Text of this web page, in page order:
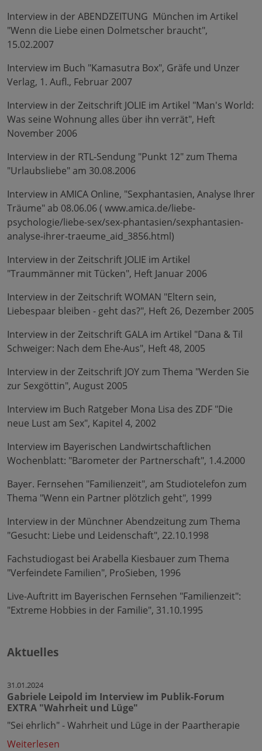
Interview in der ABENDZEITUNG München im Artikel
"Wenn die Liebe einen Dolmetscher braucht",
15.02.2007
Interview im Buch "Kamasutra Box", Gräfe und Unzer
Verlag, 1. Aufl., Februar 2007
Interview in der Zeitschrift JOLIE im Artikel "Man's World:
Was seine Wohnung alles über ihn verrät", Heft
November 2006
Interview in der RTL-Sendung "Punkt 12" zum Thema
"Urlaubsliebe" am 30.08.2006
Interview in AMICA Online, "Sexphantasien, Analyse Ihrer
Träume" ab 08.06.06 ( www.amica.de/liebe-
psychologie/liebe-sex/sex-phantasien/sexphantasien-
analyse-ihrer-traeume_aid_3856.html)
Interview in der Zeitschrift JOLIE im Artikel
"Traummänner mit Tücken", Heft Januar 2006
Interview in der Zeitschrift WOMAN "Eltern sein,
Liebespaar bleiben - geht das?", Heft 26, Dezember 2005
Interview in der Zeitschrift GALA im Artikel "Dana & Til
Schweiger: Nach dem Ehe-Aus", Heft 48, 2005
Interview in der Zeitschrift JOY zum Thema "Werden Sie
zur Sexgöttin", August 2005
Interview im Buch Ratgeber Mona Lisa des ZDF "Die
neue Lust am Sex", Kapitel 4, 2002
Interview im Bayerischen Landwirtschaftlichen
Wochenblatt: "Barometer der Partnerschaft", 1.4.2000
Bayer. Fernsehen "Familienzeit", am Studiotelefon zum
Thema "Wenn ein Partner plötzlich geht", 1999
Interview in der Münchner Abendzeitung zum Thema
"Gesucht: Liebe und Leidenschaft", 22.10.1998
Fachstudiogast bei Arabella Kiesbauer zum Thema
"Verfeindete Familien", ProSieben, 1996
Live-Auftritt im Bayerischen Fernsehen "Familienzeit":
"Extreme Hobbies in der Familie", 31.10.1995
Aktuelles
31.01.2024
Gabriele Leipold im Interview im Publik-Forum
EXTRA "Wahrheit und Lüge"
"Sei ehrlich" - Wahrheit und Lüge in der Paartherapie
Weiterlesen